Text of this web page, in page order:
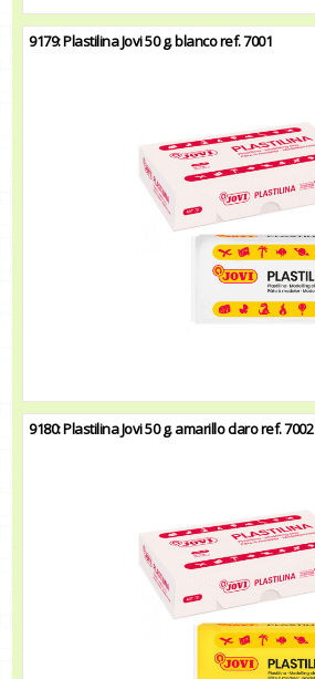
9179: Plastilina Jovi 50 g. blanco ref. 7001
9180: Plastilina Jovi 50 g. amarillo claro ref. 7002